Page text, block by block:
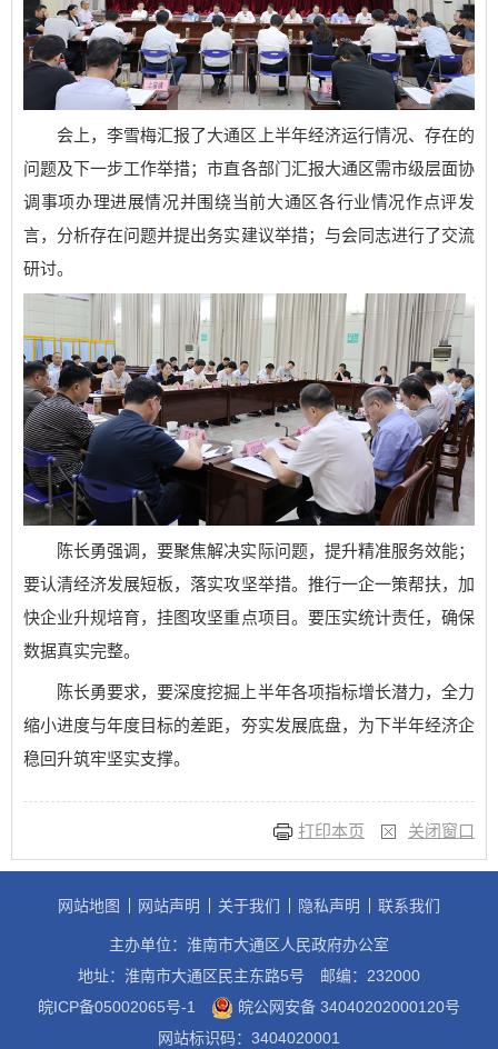
会上，李雪梅汇报了大通区上半年经济运行情况、存在的
问题及下一步工作举措；市直各部门汇报大通区需市级层面协
调事项办理进展情况并围绕当前大通区各行业情况作点评发
言，分析存在问题并提出务实建议举措；与会同志进行了交流
研讨。
陈长勇强调，要聚焦解决实际问题，提升精准服务效能；
要认清经济发展短板，落实攻坚举措。推行一企一策帮扶，加
快企业升规培育，挂图攻坚重点项目。要压实统计责任，确保
数据真实完整。
陈长勇要求，要深度挖掘上半年各项指标增长潜力，全力
缩小进度与年度目标的差距，夯实发展底盘，为下半年经济企
稳回升筑牢坚实支撑。
打印本页 关闭窗口
网站地图 网站声明 关于我们 隐私声明 联系我们
主办单位：淮南市大通区人民政府办公室
地址：淮南市大通区民主东路5号
邮编：232000
皖ICP备05002065号-1
皖公网安备 34040202000120号
网站标识码：3404020001